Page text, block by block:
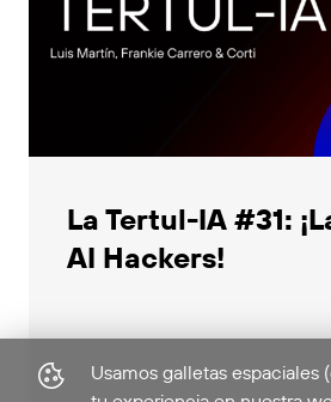
La Tertul-IA #31:
AI Hackers!
Usamos galletas espaciales